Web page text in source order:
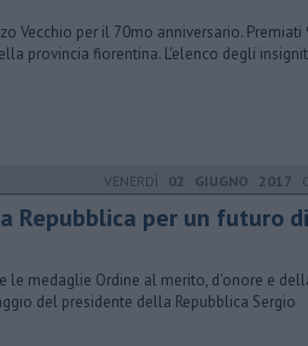
Vecchio per il 70mo anniversario. Premiati
provincia fiorentina. L'elenco degli
VENERDÌ 02 GIUGNO 2017
Repubblica per un futuro di
le medaglie Ordine al merito, d'onore e
del presidente della Repubblica Sergio